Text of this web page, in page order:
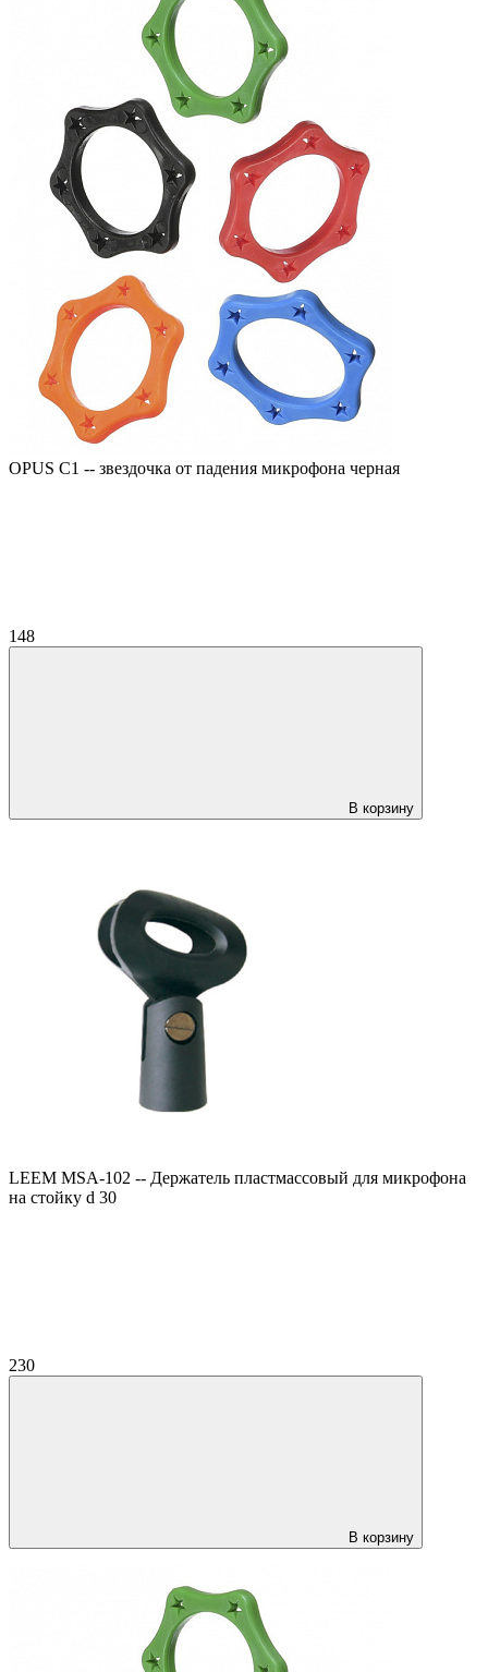
OPUS C1 -- звездочка от падения микрофона черная
148
В корзину
LEEM MSA-102 -- Держатель пластмассовый для микрофона
на стойку d 30
230
В корзину